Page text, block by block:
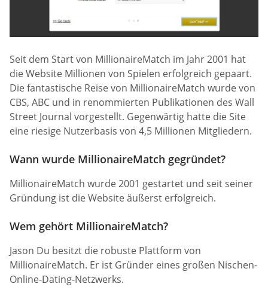
Seit dem Start von MillionaireMatch im Jahr 2001 hat
die Website Millionen von Spielen erfolgreich gepaart.
Die fantastische Reise von MillionaireMatch wurde von
CBS, ABC und in renommierten Publikationen des Wall
Street Journal vorgestellt. Gegenwärtig hatte die Site
eine riesige Nutzerbasis von 4,5 Millionen Mitgliedern.
Wann wurde MillionaireMatch gegründet?
MillionaireMatch wurde 2001 gestartet und seit seiner
Gründung ist die Website äußerst erfolgreich.
Wem gehört MillionaireMatch?
Jason Du besitzt die robuste Plattform von
MillionaireMatch. Er ist Gründer eines großen Nischen-
Online-Dating-Netzwerks.